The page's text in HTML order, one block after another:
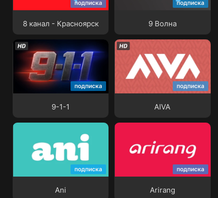
подписка
8 канал - Красноярск
8 канал - Красноярск
подписка
9 Волна
подписка
9-1-1
9-1-1
подписка
AIVA
подписка
Ani
подписка
Arirang